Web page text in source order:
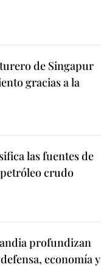
de Singapur
gracias a la
las fuentes de
crudo
profundizan
economía y